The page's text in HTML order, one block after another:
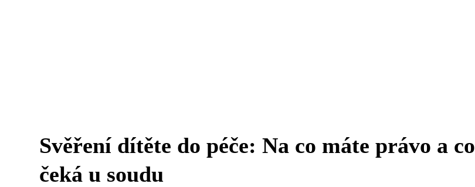
Svěření dítěte do péče: Na co máte právo a
čeká u soudu